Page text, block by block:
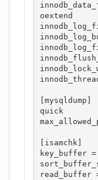
oextend
[mysqldump]
quick
[isamchk]
key_buffer =
read_buffer